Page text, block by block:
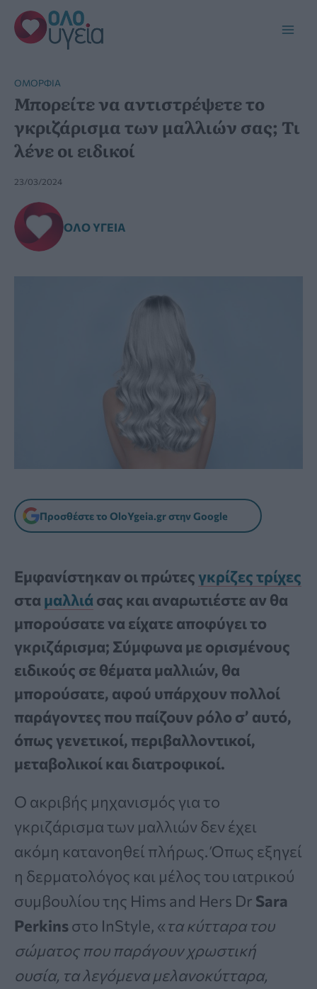
Μετάβαση
στο
περιεχόμενο
ΟΜΟΡΦΙΆ
Μπορείτε να αντιστρέψετε το
γκριζάρισμα των μαλλιών σας; Τι
λένε οι ειδικοί
23/03/2024
ΌΛΟ ΥΓΕΊΑ
Προσθέστε το OloYgeia.gr στην Google
Εμφανίστηκαν οι πρώτεςγκρίζες τρίχες
στα μαλλιά σας και αναρωτιέστε αν θα
μπορούσατε να είχατε αποφύγει το
γκριζάρισμα; Σύμφωνα με ορισμένους
ειδικούς σε θέματα μαλλιών, θα
μπορούσατε, αφού υπάρχουν πολλοί
παράγοντες που παίζουν ρόλο σ’ αυτό,
όπως γενετικοί, περιβαλλοντικοί,
μεταβολικοί και διατροφικοί.
Ο ακριβής μηχανισμός για το
γκριζάρισμα των μαλλιών δεν έχει
ακόμη κατανοηθεί πλήρως. Όπως εξηγεί
η δερματολόγος και μέλος του ιατρικού
συμβουλίου της Hims and Hers Dr Sara
Perkinsστο InStyle, «τα κύτταρα του
σώματος που παράγουν χρωστική
ουσία, τα λεγόμενα μελανοκύτταρα,